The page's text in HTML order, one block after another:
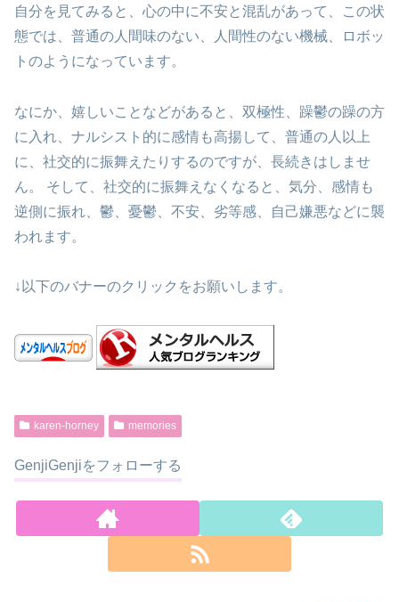
自分を見てみると、心の中に不安と混乱があって、この状
態では、普通の人間味のない、人間性のない機械、ロボッ
トのようになっています。
なにか、嬉しいことなどがあると、双極性、躁鬱の躁の方
に入れ、ナルシスト的に感情も高揚して、普通の人以上
に、社交的に振舞えたりするのですが、長続きはしませ
ん。 そして、社交的に振舞えなくなると、気分、感情も
逆側に振れ、鬱、憂鬱、不安、劣等感、自己嫌悪などに襲
われます。
↓以下のバナーのクリックをお願いします。
karen-horney memories
GenjiGenjiをフォローする